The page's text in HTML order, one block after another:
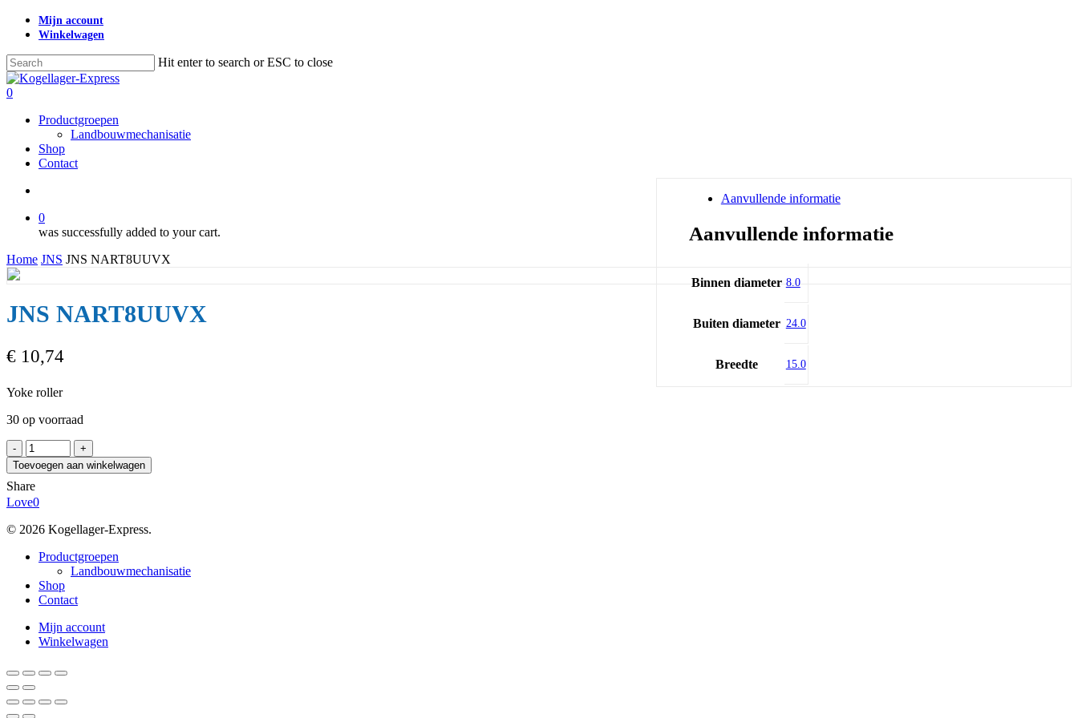
Skip
content
Mijn account
Winkelwagen
Hit enter to search or ESC to close
Close
Search
search
0
Productgroepen
Landbouwmechanisatie
Shop
Contact
0
was successfully added to your cart.
Home JNS JNS NART8UUVX
JNS NART8UUVX
€ 10,74
Yoke roller
30 op voorraad
JNS
NART8UUVX
aantal
Toevoegen aan winkelwagen
Share
Love0
Aanvullende informatie
Aanvullende informatie
Binnen diameter 8.0
Buiten diameter 24.0
Breedte 15.0
© 2026 Kogellager-Express.
Close
Productgroepen
Landbouwmechanisatie
Shop
Contact
Mijn account
Winkelwagen